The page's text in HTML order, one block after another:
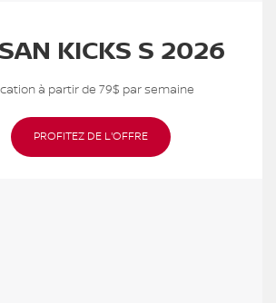
KICKS S 2026
à partir de 79$ par semaine
PROFITEZ DE L'OFFRE